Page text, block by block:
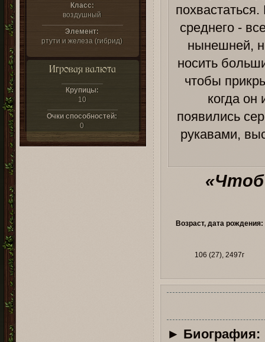
Класс:
воздушный
Элемент:
ртути и железа (гибрид)
Игровая валюта
Крупицы:
10
Очки способностей:
0
среднего -
нынешней,
носить
чтобы
когда
появились
рукавами,
«Чтоб
Возраст, дата рождения:
106 (27), 2497г
► Биография: